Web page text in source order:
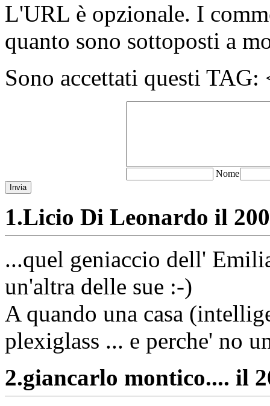
L'URL è opzionale. I
quanto sono sottoposti a
Sono accettati questi
Nome
Invia
1.Licio Di Leonardo il
...quel geniaccio dell'
un'altra delle sue :-)
A quando una casa
plexiglass ... e perche' no
2.giancarlo montico.... il